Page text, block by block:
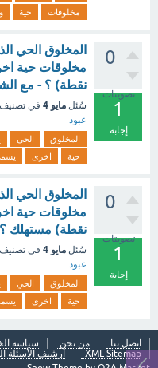
مخلوقات
حية
0
تصويتات
1
إجابة
المخلوق الحي
نقطة) ؟ - مع
سُئل مايو 4 في تصنيف
عبود
المخلوق الحي
حية
اخرى
0
تصويتات
1
إجابة
المخلوق الحي
نقطة) مستهلك
سُئل مايو 4 في تصنيف
عبود
المخلوق الحي
حية
اخرى
اتصل بنا من نحن سياسة
XML Sitemap
أرشيف الأسئلة